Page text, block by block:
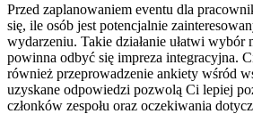
Przed zaplanowaniem eventu dla
się, ile osób jest potencjalnie
wydarzeniu. Takie działanie ułatwi wybór
powinna odbyć się impreza integracyjna.
również przeprowadzenie ankiety wśród
uzyskane odpowiedzi pozwolą Ci lepiej
członków zespołu oraz oczekiwania